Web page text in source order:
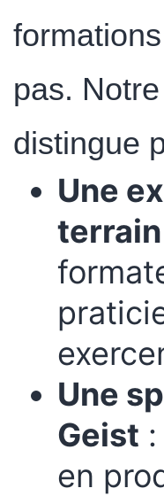
pas.
distingue
Une
terrain
Une
Geist
en